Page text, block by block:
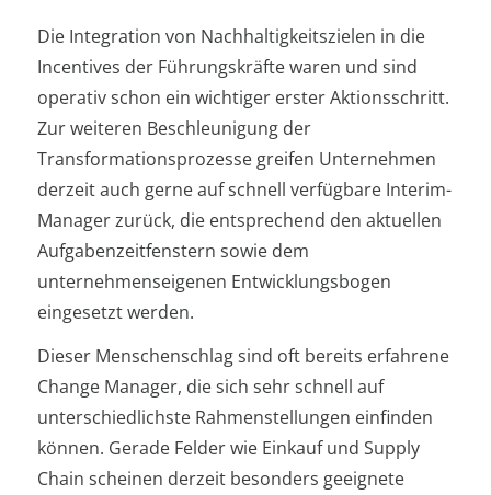
Die Integration von Nachhaltigkeitszielen in die
Incentives der Führungskräfte waren und sind
operativ schon ein wichtiger erster Aktionsschritt.
Zur weiteren Beschleunigung der
Transformationsprozesse greifen Unternehmen
derzeit auch gerne auf schnell verfügbare Interim-
Manager zurück, die entsprechend den aktuellen
Aufgabenzeitfenstern sowie dem
unternehmenseigenen Entwicklungsbogen
eingesetzt werden.
Dieser Menschenschlag sind oft bereits erfahrene
Change Manager, die sich sehr schnell auf
unterschiedlichste Rahmenstellungen einfinden
können. Gerade Felder wie Einkauf und Supply
Chain scheinen derzeit besonders geeignete